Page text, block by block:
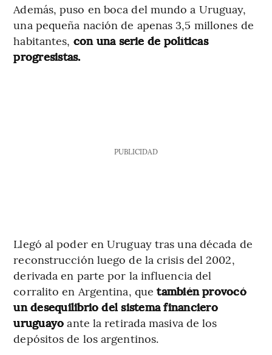
Además, puso en boca del mundo a Uruguay,
una pequeña nación de apenas 3,5 millones de
habitantes, con una serie de políticas
progresistas.
PUBLICIDAD
Llegó al poder en Uruguay tras una década de
reconstrucción luego de la crisis del 2002,
derivada en parte por la influencia del
corralito en Argentina, que también provocó
un desequilibrio del sistema financiero
uruguayo ante la retirada masiva de los
depósitos de los argentinos.